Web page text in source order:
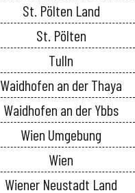
St. Pölten Land
St. Pölten
Tulln
Waidhofen an der Thaya
Waidhofen an der Ybbs
Wien Umgebung
Wien
Wiener Neustadt Land